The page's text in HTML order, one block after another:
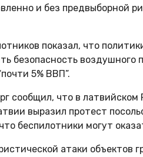
и без предвыборной
показал, что
безопасность воздушного
5% ВВП”.
сообщил, что в латвийском
выразил протест
беспилотники могут
атаки объектов